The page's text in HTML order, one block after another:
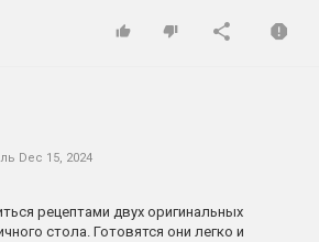
Dec 15, 2024
рецептами двух оригинальных
стола. Готовятся они легко и